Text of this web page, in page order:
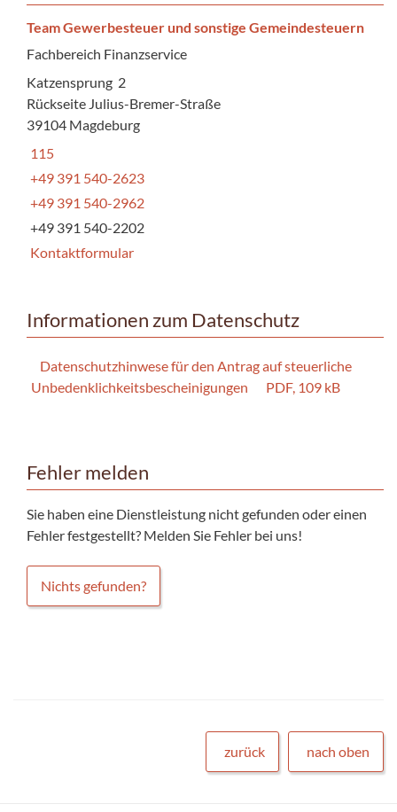
Team Gewerbesteuer und sonstige Gemeindesteuern
Fachbereich Finanzservice
Katzensprung 2
Rückseite Julius-Bremer-Straße
39104 Magdeburg
115
+49 391 540-2623
+49 391 540-2962
+49 391 540-2202
Kontaktformular
Informationen zum Datenschutz
Datenschutzhinwese für den Antrag auf steuerliche
Unbedenklichkeitsbescheinigungen
PDF, 109 kB
Fehler melden
Sie haben eine Dienstleistung nicht gefunden oder einen
Fehler festgestellt? Melden Sie Fehler bei uns!
Nichts gefunden?
zurück nach oben